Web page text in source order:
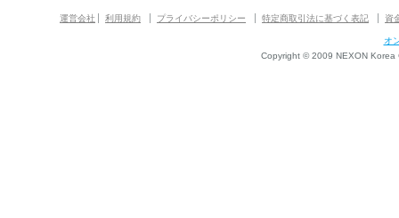
運営会社 利用規約 プライバシーポリシー 特定商取引法に基づく表記 資
オ
Copyright © 2009 NEXON Korea